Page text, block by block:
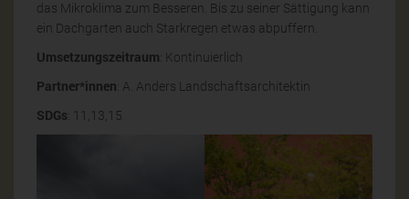
das Mikroklima zum Besseren. Bis zu seiner Sättigung kann
ein Dachgarten auch Starkregen etwas abpuffern.
Umsetzungszeitraum: Kontinuierlich
Partner*innen: A. Anders Landschaftsarchitektin
SDGs: 11,13,15